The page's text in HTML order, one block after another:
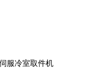
服冷室取件机